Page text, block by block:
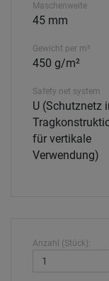
Maschenweite
45 mm
Gewicht per m²
450 g/m²
Safety net system
U (Schutznetz
für vertikale
Verwendung)
Anzahl (Stück):